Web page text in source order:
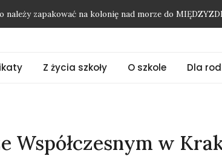
należy zapakować na kolonię nad morze do
las”
Z życia szkoły O szkole Dla
Współczesnym w